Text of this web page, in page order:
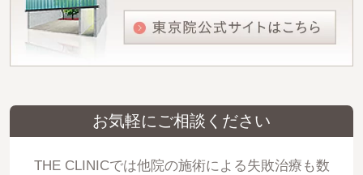
お気軽にご相談ください
THE CLINICでは他院の施術による失敗治療も数